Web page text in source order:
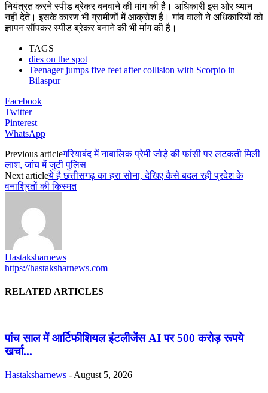
नियंत्रत करने स्पीड ब्रेकर बनवाने की मांग की है। अधिकारी इस ओर ध्यान
नहीं देते। इसके कारण भी ग्रामीणों में आक्रोश है। गांव वालों ने अधिकारियों को
ज्ञापन सौंपकर स्पीड ब्रेकर बनाने की भी मांग की है।
TAGS
dies on the spot
Teenager jumps five feet after collision with Scorpio in
Bilaspur
Facebook
Twitter
Pinterest
WhatsApp
Previous articleगरियाबंद में नाबालिक प्रेमी जोड़े की फांसी पर लटकती मिली
लाश, जांच में जुटी पुलिस
Next articleये है छत्तीसगढ़ का हरा सोना, देखिए कैसे बदल रही प्रदेश के
वनाश्रितों की किस्मत
Hastaksharnews
https://hastaksharnews.com
RELATED ARTICLES
पांच साल में आर्टिफीशियल इंटलीजेंस AI पर 500 करोड़ रूपये
खर्चा...
Hastaksharnews - August 5, 2026